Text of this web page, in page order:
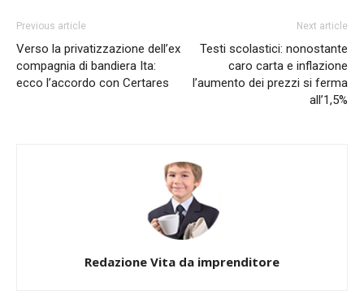
Previous article
Verso la privatizzazione dell’ex
compagnia di bandiera Ita:
ecco l’accordo con Certares
Next article
Testi scolastici: nonostante
caro carta e inflazione
l’aumento dei prezzi si ferma
all’1,5%
Redazione Vita da imprenditore